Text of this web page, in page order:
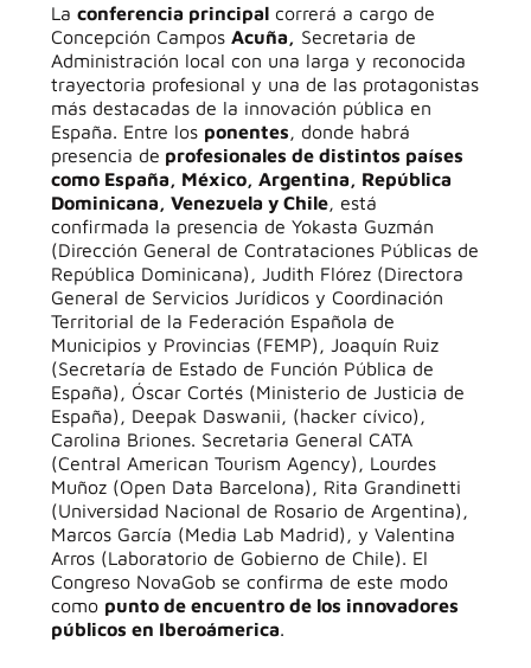
La conferencia principalcorrerá a cargo de
Concepción Campos Acuña, Secretaria de
Administración local con una larga y reconocida
trayectoria profesional y una de las protagonistas
más destacadas de la innovación pública en
España. Entre los ponentes, donde habrá
presencia de profesionales de distintos países
como España, México, Argentina, República
Dominicana, Venezuela y Chile, está
confirmada la presencia de Yokasta Guzmán
(Dirección General de Contrataciones Públicas de
República Dominicana), Judith Flórez (Directora
General de Servicios Jurídicos y Coordinación
Territorial de la Federación Española de
Municipios y Provincias (FEMP), Joaquín Ruiz
(Secretaría de Estado de Función Pública de
España), Óscar Cortés (Ministerio de Justicia de
España), Deepak Daswanii, (hacker cívico),
Carolina Briones. Secretaria General CATA
(Central American Tourism Agency), Lourdes
Muñoz (Open Data Barcelona), Rita Grandinetti
(Universidad Nacional de Rosario de Argentina),
Marcos García (Media Lab Madrid), y Valentina
Arros (Laboratorio de Gobierno de Chile). El
Congreso NovaGob se confirma de este modo
como punto de encuentro de los innovadores
públicos en Iberoámerica.